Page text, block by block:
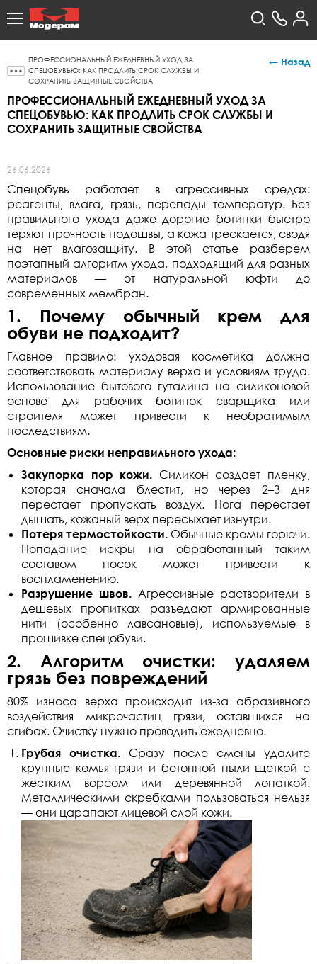
ПРОФЕССИОНАЛЬНЫЙ ЕЖЕДНЕВНЫЙ УХОД ЗА
СПЕЦОБУВЬЮ: КАК ПРОДЛИТЬ СРОК СЛУЖБЫ И
СОХРАНИТЬ ЗАЩИТНЫЕ СВОЙСТВА
← Назад
ПРОФЕССИОНАЛЬНЫЙ ЕЖЕДНЕВНЫЙ УХОД ЗА
СПЕЦОБУВЬЮ: КАК ПРОДЛИТЬ СРОК СЛУЖБЫ И
СОХРАНИТЬ ЗАЩИТНЫЕ СВОЙСТВА
26.06.2026
Спецобувь работает в агрессивных средах:
реагенты, влага, грязь, перепады температур. Без
правильного ухода даже дорогие ботинки быстро
теряют прочность подошвы, а кожа трескается, сводя
на нет влагозащиту. В этой статье разберем
поэтапный алгоритм ухода, подходящий для разных
материалов — от натуральной юфти до
современных мембран.
1. Почему обычный крем для
обуви не подходит?
Главное правило: уходовая косметика должна
соответствовать материалу верха и условиям труда.
Использование бытового гуталина на силиконовой
основе для рабочих ботинок сварщика или
строителя может привести к необратимым
последствиям.
Основные риски неправильного ухода:
Закупорка пор кожи. Силикон создает пленку,
которая сначала блестит, но через 2–3 дня
перестает пропускать воздух. Нога перестает
дышать, кожаный верх пересыхает изнутри.
Потеря термостойкости. Обычные кремы горючи.
Попадание искры на обработанный таким
составом носок может привести к
воспламенению.
Разрушение швов. Агрессивные растворители в
дешевых пропитках разъедают армированные
нити (особенно лавсановые), используемые в
прошивке спецобуви.
2. Алгоритм очистки: удаляем
грязь без повреждений
80% износа верха происходит из-за абразивного
воздействия микрочастиц грязи, оставшихся на
сгибах. Очистку нужно проводить ежедневно.
Грубая очистка. Сразу после смены удалите
крупные комья грязи и бетонной пыли щеткой с
жестким ворсом или деревянной лопаткой.
Металлическими скребками пользоваться нельзя
— они царапают лицевой слой кожи.